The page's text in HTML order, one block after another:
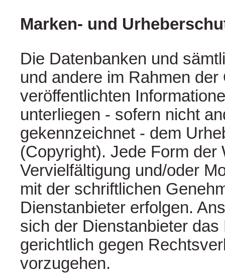
Marken- und
Die Datenbanken und
und andere im Rahmen
veröffentlichten
unterliegen - sofern nicht
gekennzeichnet - dem
(Copyright). Jede Form der
Vervielfältigung und/oder
mit der schriftlichen
Dienstanbieter erfolgen.
sich der Dienstanbieter das
gerichtlich gegen
vorzugehen.